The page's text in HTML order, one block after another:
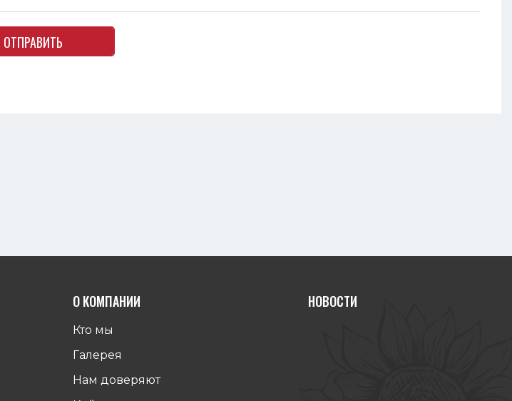
ОТПРАВИТЬ
О КОМПАНИИ
Кто мы
Галерея
Нам доверяют
НОВОСТИ